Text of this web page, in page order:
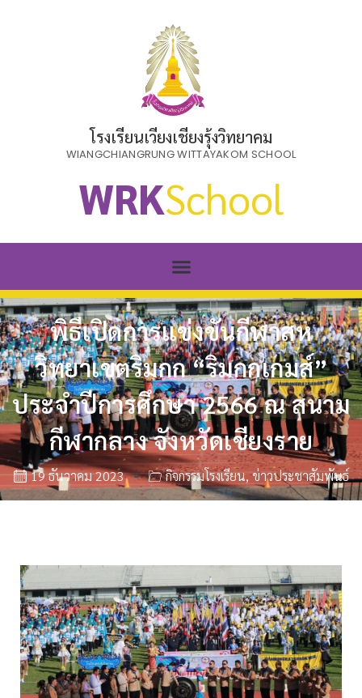
โรงเรียนเวียงเชียงรุ้งวิทยาคม
WIANGCHIANGRUNG WITTAYAKOM SCHOOL
WRKSchool
พิธีเปิดการแข่งขันกีฬาสห
วิทยาเขตริมกก “ริมกกเกมส์”
ประจำปีการศึกษา 2566 ณ สนาม
กีฬากลาง จังหวัดเชียงราย
19 ธันวาคม 2023 กิจกรรมโรงเรียน,ข่าวประชาสัมพันธ์